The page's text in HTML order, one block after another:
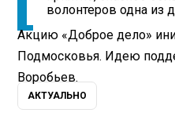
волонтеров одна из
Акцию «Доброе дело»
Подмосковья. Идею
Воробьев.
АКТУАЛЬНО